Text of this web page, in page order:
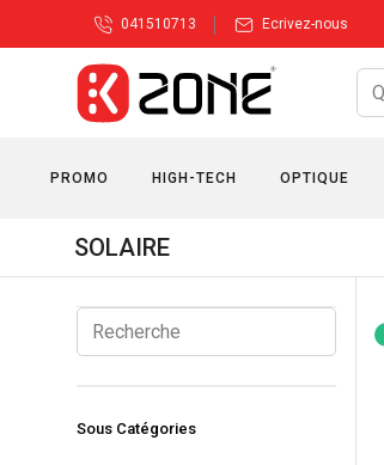
041510713 Ecrivez-nous
PROMO HIGH-TECH OPTIQUE
SOLAIRE
Sous Catégories